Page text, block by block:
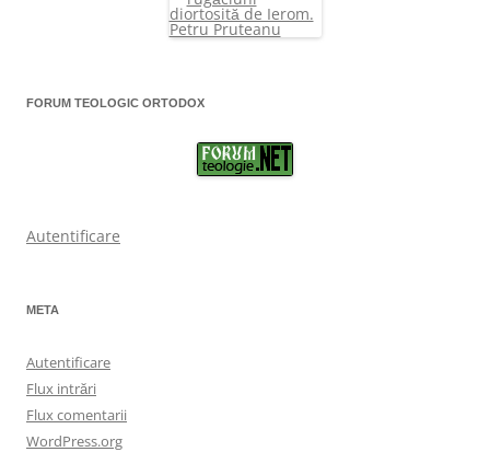
FORUM TEOLOGIC ORTODOX
Autentificare
META
Autentificare
Flux intrări
Flux comentarii
WordPress.org